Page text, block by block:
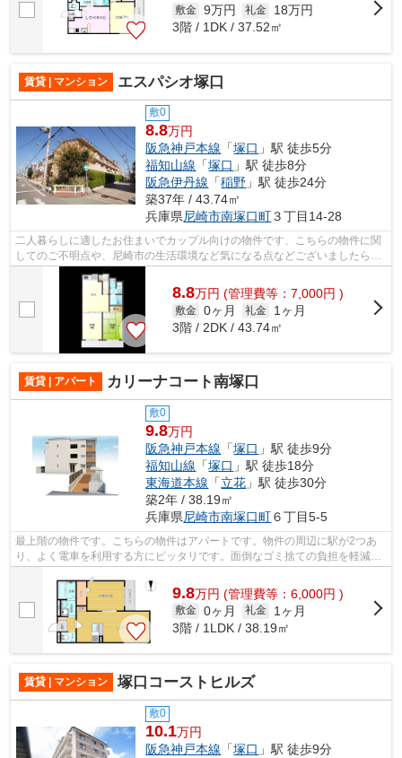
敷金 9万円 礼金
18万円
3階 / 1DK / 37.52㎡
賃貸 | マンション エスパシオ塚口
敷0
8.8万円
阪急神戸本線 「塚口 」駅 徒歩5分
福知山線 「塚口 」駅 徒歩8分
阪急伊丹線 「稲野 」駅 徒歩24分
築37年 / 43.74㎡
兵庫県尼崎市南塚口町３丁目14-28
二人暮らしに適したお住まいでカップル向けの物件です、こちらの物件に関
してのご不明点や、尼崎市の生活環境など気になる点などございましたらま
ずは当店スタッフまでお気軽にご連絡...
8.8万円 (管理費等：7,000円 )
敷金 0ヶ月 礼金
1ヶ月
3階 / 2DK / 43.74㎡
賃貸 | アパート カリーナコート南塚口
敷0
9.8万円
阪急神戸本線 「塚口 」駅 徒歩9分
福知山線 「塚口 」駅 徒歩18分
東海道本線 「立花 」駅 徒歩30分
築2年 / 38.19㎡
兵庫県尼崎市南塚口町６丁目5-5
最上階の物件です。こちらの物件はアパートです。物件の周辺に駅が2つあ
り、よく電車を利用する方にピッタリです。面倒なゴミ捨ての負担を軽減さ
9.8万円 (管理費等：6,000円 )
敷金 0ヶ月 礼金
1ヶ月
3階 / 1LDK / 38.19㎡
賃貸 | マンション 塚口コーストヒルズ
敷0
10.1万円
阪急神戸本線 「塚口 」駅 徒歩9分